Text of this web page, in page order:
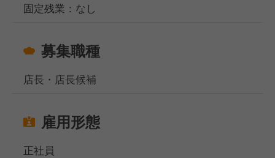
だきます。
固定残業：なし
募集職種
店長・店長候補
雇用形態
正社員